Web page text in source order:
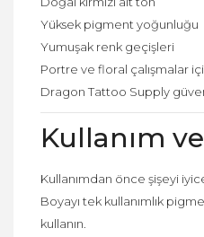
Yüksek pigment yoğunluğu
Yumuşak renk geçişleri
Portre ve floral çalışmalar
Dragon Tattoo Supply
Kullanım
Kullanımdan önce şişeyi
Boyayı tek kullanımlık
kullanın.